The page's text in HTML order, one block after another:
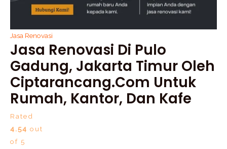
Jasa Renovasi
Jasa Renovasi Di Pulo
Gadung, Jakarta Timur Oleh
Ciptarancang.com Untuk
Rumah, Kantor, Dan Kafe
Rated
4.54 out
of 5